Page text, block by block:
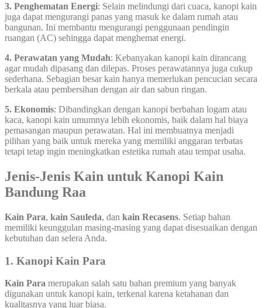
3. Penghematan Energi: Selain melindungi dari cuaca, kanopi kain
juga dapat mengurangi panas yang masuk ke dalam rumah atau
bangunan. Ini membantu mengurangi penggunaan pendingin
ruangan (AC) sehingga dapat menghemat energi.
4. Perawatan yang Mudah: Kebanyakan kanopi kain dirancang
agar mudah dipasang dan dilepas. Proses perawatannya juga cukup
sederhana. Sebagian besar kain hanya memerlukan pencucian secara
berkala atau pembersihan dengan air dan sabun ringan.
5. Ekonomis: Dibandingkan dengan kanopi berbahan logam atau
kaca, kanopi kain umumnya lebih ekonomis, baik dalam hal biaya
pemasangan maupun perawatan. Hal ini membuatnya menjadi
pilihan yang baik untuk mereka yang memiliki anggaran terbatas
tetapi tetap ingin meningkatkan estetika rumah atau tempat usaha.
Jenis-Jenis Kain untuk Kanopi Kain
Bandung Raa
Kain Para, kain Sauleda, dan kain Recasens. Setiap bahan
memiliki keunggulan masing-masing yang dapat disesuaikan dengan
kebutuhan dan selera Anda.
1. Kanopi Kain Para
Kain Para merupakan salah satu bahan premium yang banyak
digunakan untuk kanopi kain, terkenal karena ketahanan dan
kualitasnya yang luar biasa.